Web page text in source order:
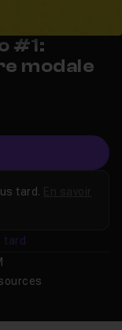
#1:
modale
tard.
tard